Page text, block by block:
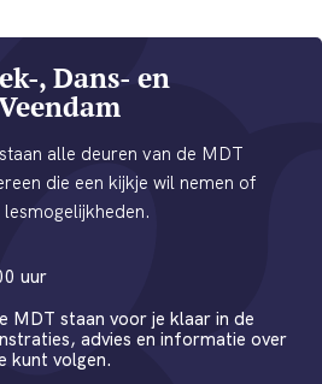
, Dans- en
alle deuren van de MDT
die een kijkje wil nemen of
uur
MDT staan voor je klaar in de
advies en informatie over
kunt volgen.